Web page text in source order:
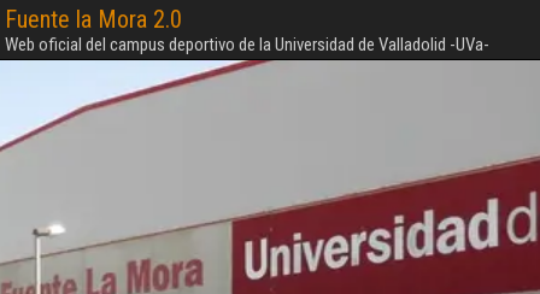
Fuente la Mora 2.0
Web oficial del campus deportivo de la Universidad de Valladolid -UVa-